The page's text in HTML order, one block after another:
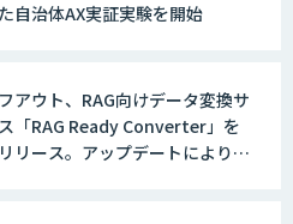
タ分析サービス
自治体AX実証実験を開始
アウト、RAG向けデータ変換サ
「RAG Ready Converter」を
リース。アップデートにより変